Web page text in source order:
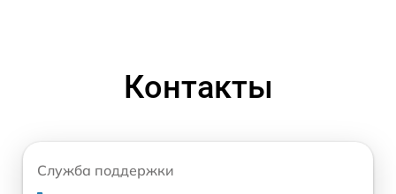
Контакты
Служба поддержки